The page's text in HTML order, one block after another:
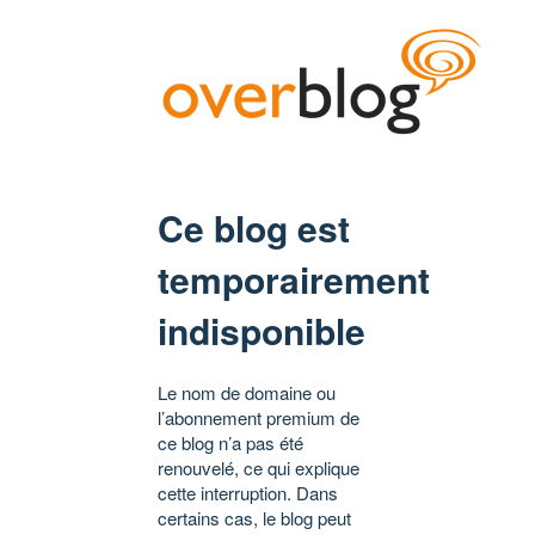
Ce blog est
temporairement
indisponible
Le nom de domaine ou
l’abonnement premium de
ce blog n’a pas été
renouvelé, ce qui explique
cette interruption. Dans
certains cas, le blog peut